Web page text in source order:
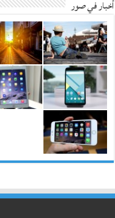
أخبار في صور